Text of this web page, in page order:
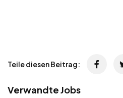
Teile diesen Beitrag:
Verwandte Jobs